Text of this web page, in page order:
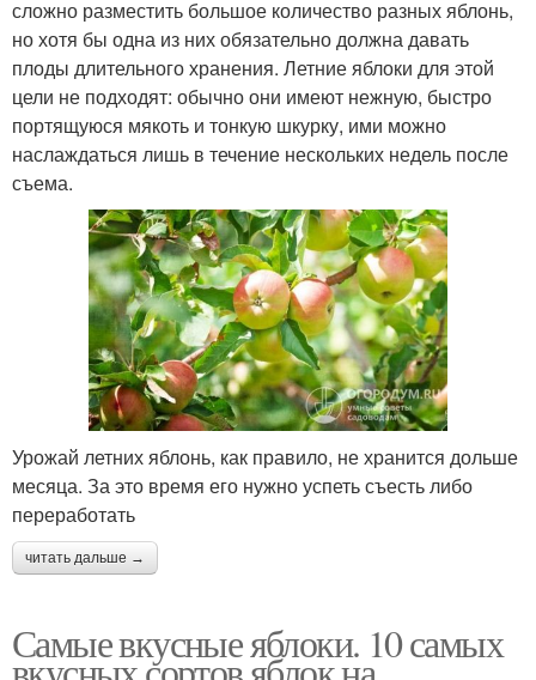
сложно разместить большое количество разных яблонь,
но хотя бы одна из них обязательно должна давать
плоды длительного хранения. Летние яблоки для этой
цели не подходят: обычно они имеют нежную, быстро
портящуюся мякоть и тонкую шкурку, ими можно
наслаждаться лишь в течение нескольких недель после
съема.
Урожай летних яблонь, как правило, не хранится дольше
месяца. За это время его нужно успеть съесть либо
переработать
читать дальше →
Самые вкусные яблоки. 10 самых